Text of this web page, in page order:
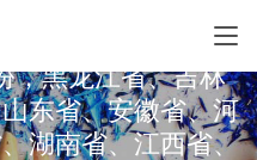
，黑龙江省、吉林
东省、安徽省、河
湖南省、江西省、